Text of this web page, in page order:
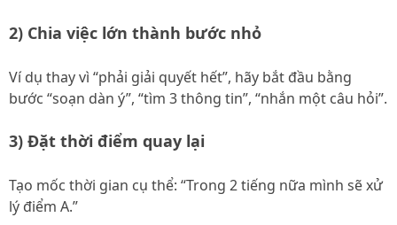
2) Chia việc lớn thành bước nhỏ
Ví dụ thay vì “phải giải quyết hết”, hãy bắt đầu bằng
bước “soạn dàn ý”, “tìm 3 thông tin”, “nhắn một câu hỏi”.
3) Đặt thời điểm quay lại
Tạo mốc thời gian cụ thể: “Trong 2 tiếng nữa mình sẽ xử
lý điểm A.”